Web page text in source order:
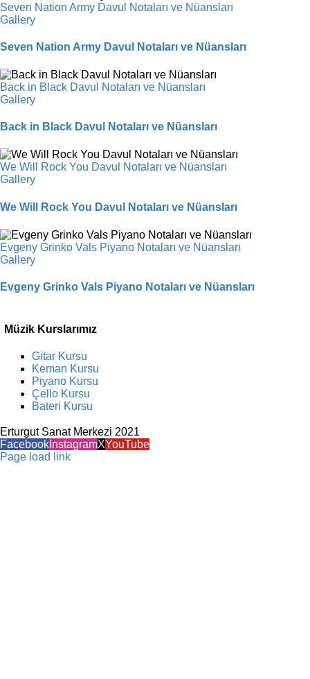
Seven Nation Army Davul Notaları ve Nüansları
Gallery
Seven Nation Army Davul Notaları ve Nüansları
Back in Black Davul Notaları ve Nüansları
Gallery
Back in Black Davul Notaları ve Nüansları
We Will Rock You Davul Notaları ve Nüansları
Gallery
We Will Rock You Davul Notaları ve Nüansları
Evgeny Grinko Vals Piyano Notaları ve Nüansları
Gallery
Evgeny Grinko Vals Piyano Notaları ve Nüansları
Müzik Kurslarımız
Gitar Kursu
Keman Kursu
Piyano Kursu
Çello Kursu
Bateri Kursu
Erturgut Sanat Merkezi 2021
Facebook InstagramXYouTube
Page load link